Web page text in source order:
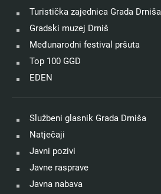
Turistička zajednica Grada Drniša
Gradski muzej Drniš
Međunarodni festival pršuta
Top 100 GGD
EDEN
Službeni glasnik Grada Drniša
Natječaji
Javni pozivi
Javne rasprave
Javna nabava